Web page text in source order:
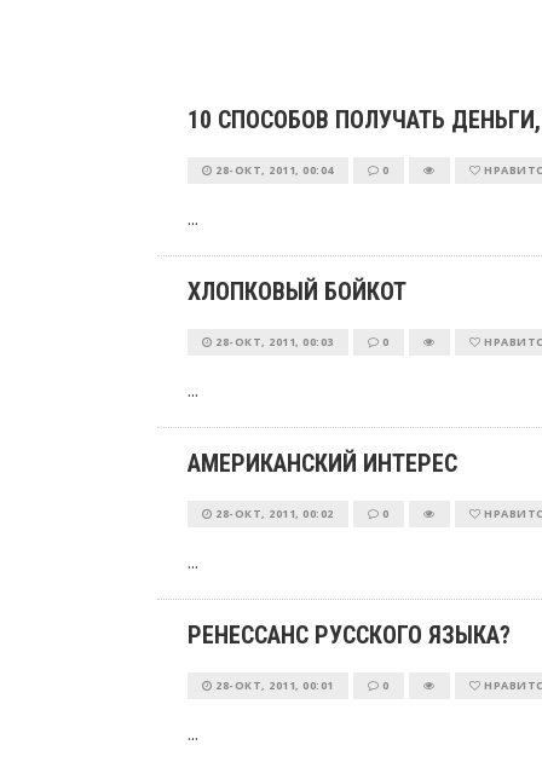
10 СПОСОБОВ ПОЛУЧАТЬ
28-ОКТ, 2011, 00:04 0
...
ХЛОПКОВЫЙ БОЙКОТ
28-ОКТ, 2011, 00:03 0
...
АМЕРИКАНСКИЙ ИНТЕРЕС
28-ОКТ, 2011, 00:02 0
...
РЕНЕССАНС РУССКОГО ЯЗЫКА?
28-ОКТ, 2011, 00:01 0
...